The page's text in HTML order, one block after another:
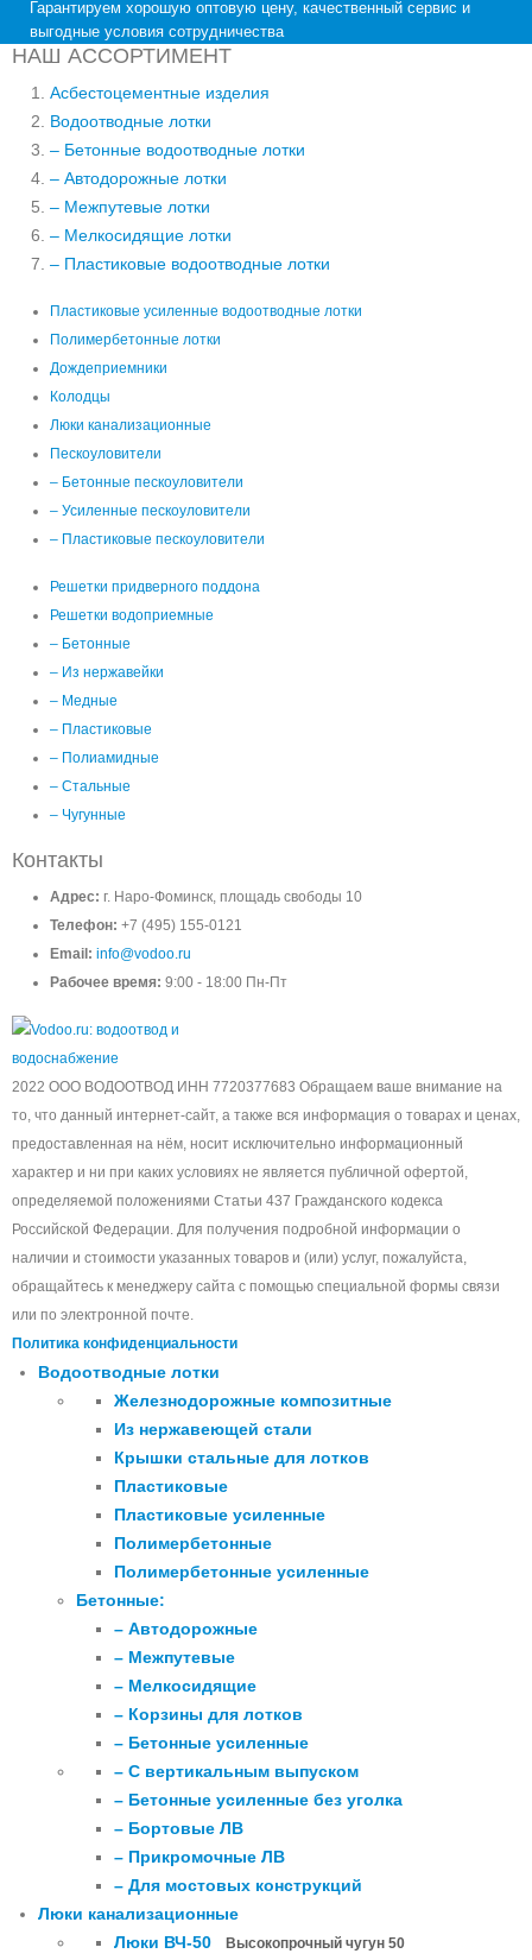
Гарантируем хорошую оптовую цену, качественный сервис и
выгодные условия сотрудничества
НАШ АССОРТИМЕНТ
Асбестоцементные изделия
Водоотводные лотки
– Бетонные водоотводные лотки
– Автодорожные лотки
– Межпутевые лотки
– Мелкосидящие лотки
– Пластиковые водоотводные лотки
Пластиковые усиленные водоотводные лотки
Полимербетонные лотки
Дождеприемники
Колодцы
Люки канализационные
Пескоуловители
– Бетонные пескоуловители
– Усиленные пескоуловители
– Пластиковые пескоуловители
Решетки придверного поддона
Решетки водоприемные
– Бетонные
– Из нержавейки
– Медные
– Пластиковые
– Полиамидные
– Стальные
– Чугунные
Контакты
Адрес: г. Наро-Фоминск, площадь свободы 10
Телефон: +7 (495) 155-0121
Email: info@vodoo.ru
Рабочее время: 9:00 - 18:00 Пн-Пт
2022 ООО ВОДООТВОД ИНН 7720377683 Обращаем ваше внимание на
то, что данный интернет-сайт, а также вся информация о товарах и ценах,
предоставленная на нём, носит исключительно информационный
характер и ни при каких условиях не является публичной офертой,
определяемой положениями Статьи 437 Гражданского кодекса
Российской Федерации. Для получения подробной информации о
наличии и стоимости указанных товаров и (или) услуг, пожалуйста,
обращайтесь к менеджеру сайта с помощью специальной формы связи
или по электронной почте.
Политика конфиденциальности
Водоотводные лотки
Железнодорожные композитные
Из нержавеющей стали
Крышки стальные для лотков
Пластиковые
Пластиковые усиленные
Полимербетонные
Полимербетонные усиленные
Бетонные:
– Автодорожные
– Межпутевые
– Мелкосидящие
– Корзины для лотков
– Бетонные усиленные
– С вертикальным выпуском
– Бетонные усиленные без уголка
– Бортовые ЛВ
– Прикромочные ЛВ
– Для мостовых конструкций
Люки канализационные
Люки ВЧ-50
Высокопрочный чугун 50